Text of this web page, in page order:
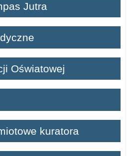
Jutra
Oświatowej
kuratora